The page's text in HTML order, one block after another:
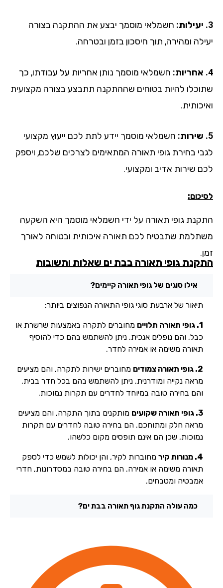
חשמלאי מוסמך יבצע את ההתקנה בצורה
ומהירה, תוך חיסכון בזמן ובטרחה.
חשמלאי מוסמך נותן אחריות על עבודתו, כך
להיות בטוחים שההתקנה תתבצע בצורה מקצועית
חשמלאי מוסמך יידע לתת לכם ייעוץ מקצועי
בחירת גופי תאורה המתאימים לצרכים שלכם, ויספק
שירות אדיב ומקצועי.
גופי תאורה על ידי חשמלאי מוסמך היא השקעה
שתבטיח לכם תאורה איכותית ובטוחה לאורך
גופי תאורה בבת ים שאלות ותשובות
אילו סוגים של גופי תאורה קיימים?
תיאור של ארבעת סוגי גופי התאורה הנפוצים ביותר:
מחוברים לתקרה באמצעות שרשרת או
כבל, והם נופלים אנכית. ניתן להשתמש בהם כדי להוסיף
תאורה משימה או אמירה לחדר.
מחוברים ישירות לתקרה, והם מציעים
מראה נקייה ומודרנית. ניתן להשתמש בהם בכל חדר בבית,
והם בחירה טובה במיוחד לחדרים עם תקרות נמוכות.
מותקנים בתוך התקרה, והם מציעים
מראה חלק ומתוחכם. הם בחירה טובה לחדרים עם תקרות
נמוכות, שכן הם אינם תופסים מקום כלשהו.
מחוברות לקיר, והן יכולות לשמש כדי לספק
תאורה משימה או אמירה. הם בחירה טובה במסדרונות, חדרי
אמבטיה ומטבחים.
כמה עולה התקנת גוף תאורה בבת ים?